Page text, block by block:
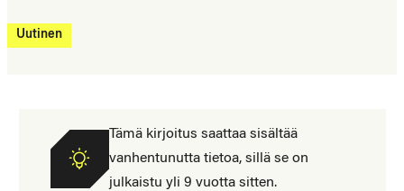
Uutinen
Tämä kirjoitus saattaa sisältää
vanhentunutta tietoa, sillä se on
julkaistu yli 9 vuotta sitten.